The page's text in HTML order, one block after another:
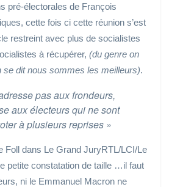
pré-électorales de François
cette fois ci cette réunion s’est
restreint avec plus de socialistes
à récupérer, (du genre on
se dit nous sommes les meilleurs).
pas aux frondeurs,
aux électeurs qui ne sont
à plusieurs reprises »
Foll dans Le Grand JuryRTL/LCI/Le
petite constatation de taille …il faut
ni le Emmanuel Macron ne